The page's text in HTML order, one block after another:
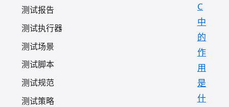
测试报告
测试执行器
测试场景
测试脚本
测试规范
测试策略
C
中
的
作
用
是
什